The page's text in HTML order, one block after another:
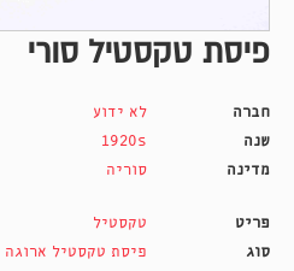
פיסת טקסטיל סורי
חברה
לא ידוע
שנה
1920s
מדינה
סוריה
פריט
טקסטיל
סוג
פיסת טקסטיל ארוגה